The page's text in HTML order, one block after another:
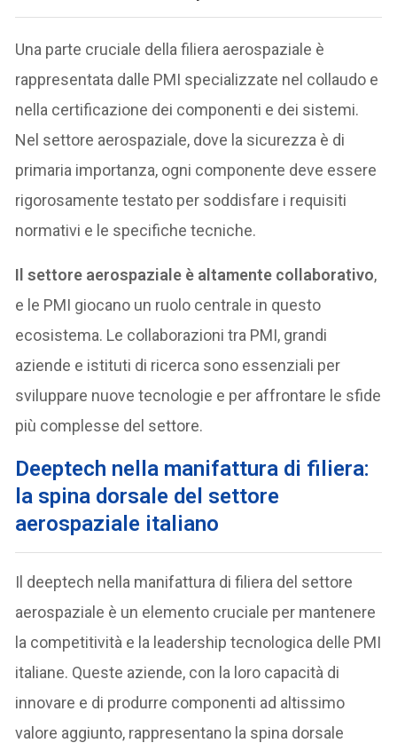
Una parte cruciale della filiera aerospaziale è
rappresentata dalle PMI specializzate nel collaudo e
nella certificazione dei componenti e dei sistemi.
Nel settore aerospaziale, dove la sicurezza è di
primaria importanza, ogni componente deve essere
rigorosamente testato per soddisfare i requisiti
normativi e le specifiche tecniche.
Il settore aerospaziale è altamente collaborativo,
e le PMI giocano un ruolo centrale in questo
ecosistema. Le collaborazioni tra PMI, grandi
aziende e istituti di ricerca sono essenziali per
sviluppare nuove tecnologie e per affrontare le sfide
più complesse del settore.
Deeptech nella manifattura di filiera:
la spina dorsale del settore
aerospaziale italiano
Il deeptech nella manifattura di filiera del settore
aerospaziale è un elemento cruciale per mantenere
la competitività e la leadership tecnologica delle PMI
italiane. Queste aziende, con la loro capacità di
innovare e di produrre componenti ad altissimo
valore aggiunto, rappresentano la spina dorsale